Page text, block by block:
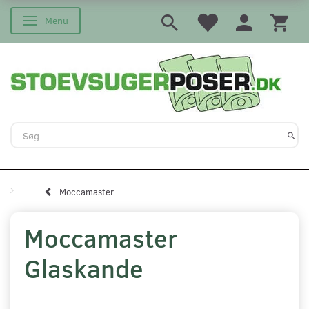
Skifte navigation
Menu
Moccamaster
Moccamaster
Glaskande